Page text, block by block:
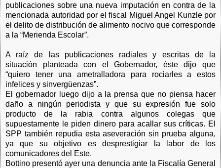
publicaciones sobre una nueva imputación en contra de la
mencionada autoridad por el fiscal Miguel Angel Kunzle por
el delito de distribución de alimento nocivo que corresponde
a la “Merienda Escolar”.
A raíz de las publicaciones radiales y escritas de la
situación planteada con el Gobernador, éste dijo que
“quiero tener una ametralladora para rociarles a estos
infelices y sinvergüenzas”.
El gobernador luego dijo a la prensa que no piensa hacer
daño a ningún periodista y que su expresión fue solo
producto de la rabia contra algunos colegas que
supuestamente le piden dinero para acallar sus críticas. El
SPP también repudia esta aseveración sin prueba alguna,
ya que su objetivo es desprestigiar la labor de los
comunicadores del Este.
Bottino presentó ayer una denuncia ante la Fiscalía General